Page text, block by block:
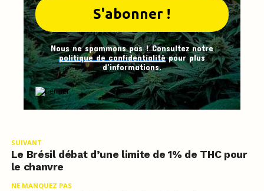
Nous ne spammons pas ! Consultez notre
politique de confidentialitépour plus
d’informations.
SUIVANT
Le Brésil débat d’une limite de 1% de THC pour
le chanvre
NE MANQUEZ PAS